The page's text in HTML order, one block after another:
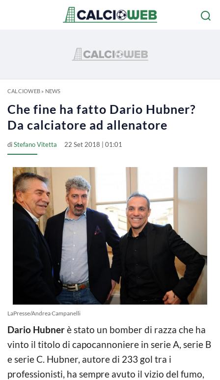
CALCIOWEB» NEWS
Che fine ha fatto Dario Hubner?
Da calciatore ad allenatore
diStefano Vitetta 22 Set 2018 | 01:01
LaPresse/Andrea Campanelli
Dario Hubnerè stato un bomber di razza che ha
vinto il titolo di capocannoniere in serie A, serie B
e serie C. Hubner, autore di 233 gol tra i
professionisti, ha sempre avuto il vizio del fumo,